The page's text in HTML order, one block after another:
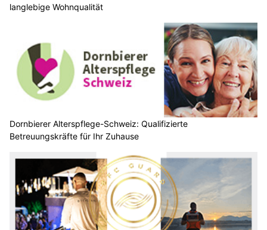
langlebige Wohnqualität
Dornbierer Alterspflege-Schweiz: Qualifizierte
Betreuungskräfte für Ihr Zuhause